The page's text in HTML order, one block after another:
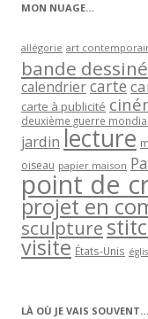
MON NUAGE…
allégorie art
bande
calendriercarte
carte à publicité
deuxième guerre
jardin lecture
oiseau papier maison
point de
projet en
sculpture
visite États-Unis
LÀ OÙ JE VAIS SOUVENT…